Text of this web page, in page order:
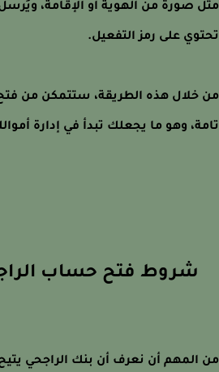
صورة من الهوية أو الإقامة، ويُرسل
على رمز التفعيل.
خلال هذه الطريقة، ستتمكن من فتح
وهو ما يجعلك تبدأ في إدارة
شروط فتح حساب
المهم أن نعرف أن بنك الراجحي يتيح